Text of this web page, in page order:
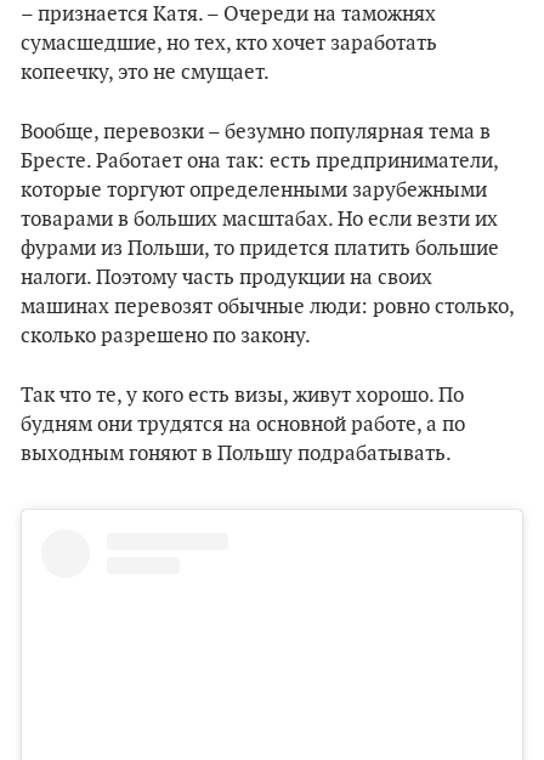
– признается Катя. – Очереди на таможнях
сумасшедшие, но тех, кто хочет заработать
копеечку, это не смущает.
Вообще, перевозки – безумно популярная тема в
Бресте. Работает она так: есть предприниматели,
которые торгуют определенными зарубежными
товарами в больших масштабах. Но если везти их
фурами из Польши, то придется платить большие
налоги. Поэтому часть продукции на своих
машинах перевозят обычные люди: ровно столько,
сколько разрешено по закону.
Так что те, у кого есть визы, живут хорошо. По
будням они трудятся на основной работе, а по
выходным гоняют в Польшу подрабатывать.